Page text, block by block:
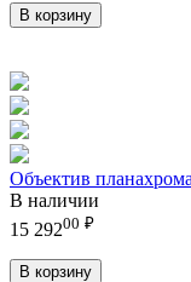
В корзину
Объектив
В наличии
15 29200 ₽
В корзину